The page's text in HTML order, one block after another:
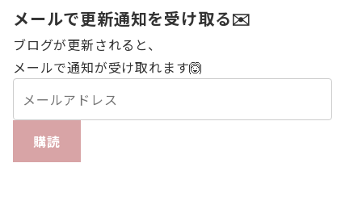
メールで更新通知を受け取る✉️
ブログが更新されると、
メールで通知が受け取れます🙆
購読